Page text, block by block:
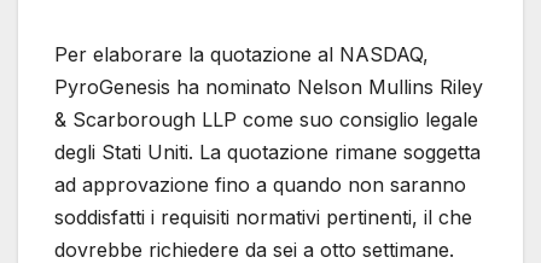
Per elaborare la quotazione al NASDAQ,
PyroGenesis ha nominato Nelson Mullins Riley
& Scarborough LLP come suo consiglio legale
degli Stati Uniti. La quotazione rimane soggetta
ad approvazione fino a quando non saranno
soddisfatti i requisiti normativi pertinenti, il che
dovrebbe richiedere da sei a otto settimane.